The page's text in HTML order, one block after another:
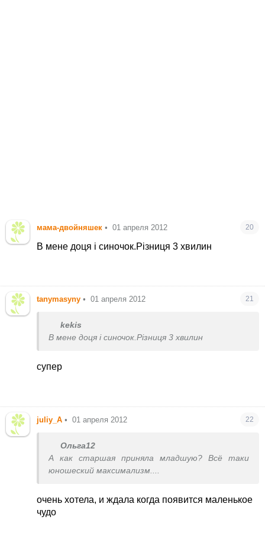
мама-двойняшек • 01 апреля 2012 20
В мене доця і синочок.Різниця 3 хвилин
tanymasyny • 01 апреля 2012 21
kekis
В мене доця і синочок.Різниця 3 хвилин
супер
juliy_A • 01 апреля 2012 22
Ольга12
А как старшая приняла младшую? Всё таки
юношеский максимализм....
очень хотела, и ждала когда появится маленькое
чудо